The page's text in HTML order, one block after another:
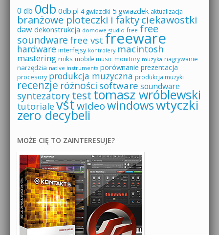
0 db 0db 0db.pl 4 gwiazdki 5 gwiazdek aktualizacja
branżowe ploteczki i faktyciekawostki
daw dekonstrukcja domowe studio free free
soundware free vst freeware
hardware interfejsy kontrolery macintosh
mastering miks mobile music monitory muzyka nagrywanie
narzędzia native instruments porównanie prezentacja
procesory produkcja muzyczna produkcja muzyki
recenzje różności software soundware
syntezatorytesttomasz wróblewski
tutoriale vstwideowindowswtyczki
zero decybeli
MOŻE CIĘ TO ZAINTERESUJE?